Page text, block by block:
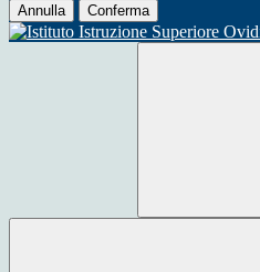
Annulla Conferma